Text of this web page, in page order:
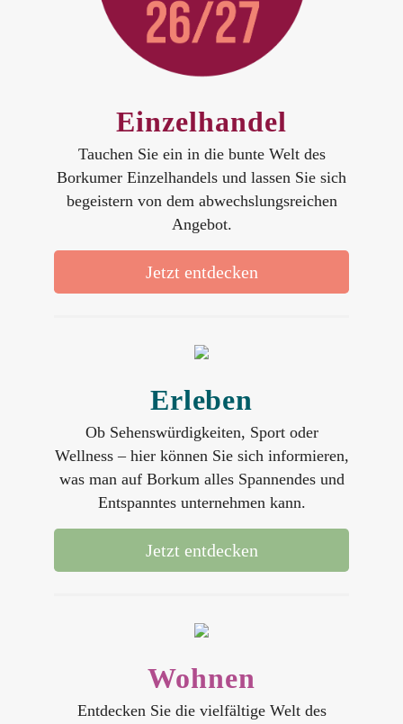
Einzelhandel
Tauchen Sie ein in die bunte Welt des
Borkumer Einzelhandels und lassen Sie sich
begeistern von dem abwechslungsreichen
Angebot.
Jetzt entdecken
Erleben
Ob Sehenswürdigkeiten, Sport oder
Wellness – hier können Sie sich informieren,
was man auf Borkum alles Spannendes und
Entspanntes unternehmen kann.
Jetzt entdecken
Wohnen
Entdecken Sie die vielfältige Welt des